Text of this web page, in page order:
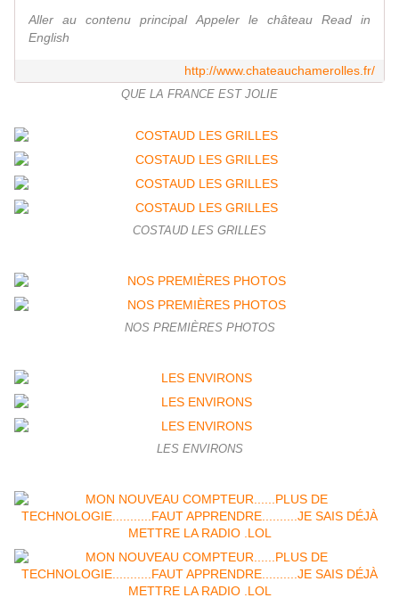
Aller au contenu principal Appeler le château Read in
English
http://www.chateauchamerolles.fr/
QUE LA FRANCE EST JOLIE
COSTAUD LES GRILLES
NOS PREMIÈRES PHOTOS
LES ENVIRONS